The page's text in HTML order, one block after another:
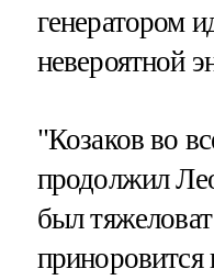
генератором
невероятной
"Козаков во
продолжил
был
приноровится